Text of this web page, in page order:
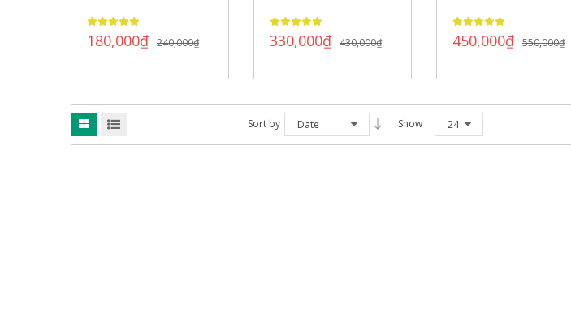
240,000₫
180,000₫ 430,000₫
330,000₫ 550,000₫
450,000₫
Sort by Date Show 24